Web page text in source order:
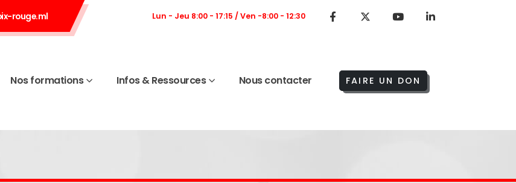
rouge.ml Lun - Jeu 8:00 - 17:15 / Ven -8:00 - 12:30
Nos formations Infos & Ressources Nous contacter FAIRE UN DON